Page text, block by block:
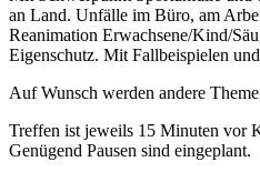
an Land. Unfälle im Büro, am
Reanimation Erwachsene/Kind/
Eigenschutz. Mit Fallbeispielen
Auf Wunsch werden andere
Treffen ist jeweils 15 Minuten vor
Genügend Pausen sind eingeplant.